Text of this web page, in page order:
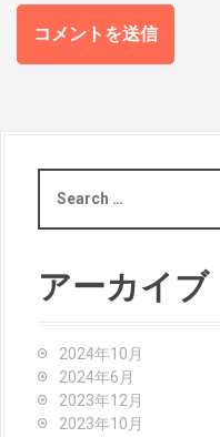
a
c
h
アーカイブ
2024年10月
2024年6月
2023年12月
2023年10月